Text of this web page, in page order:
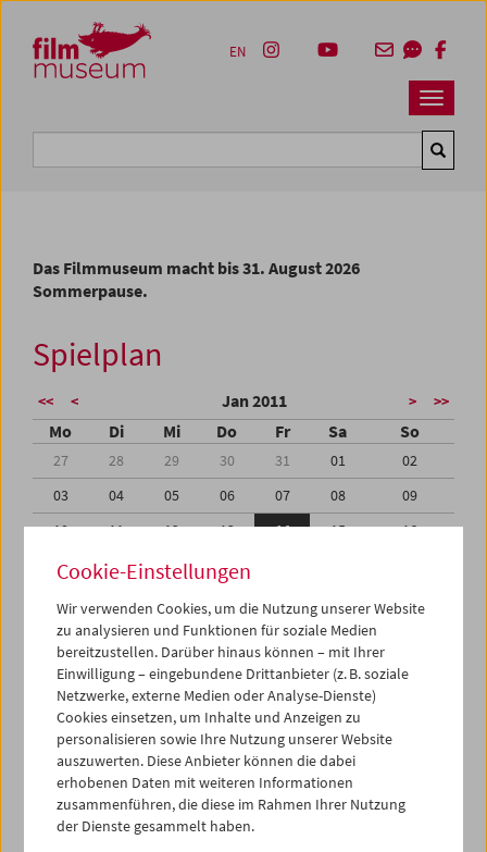
Zum Inhalt
Zum Hauptmenü
Zur Servicenavigation
Zum Suche
Navbar
EN
Das Filmmuseum macht bis 31. August 2026
Sommerpause.
Spielplan
<< < Jan 2011 > >>
Mo Di Mi Do Fr Sa So
27 28 29 30 31 01
02
03
04 05 06 07 08
09
10
11 12 13 14 15
16
17
18 19 20
24
26 28
30
31
01 02 03 04 05
iCalender
Programmheft-PDF
English language or subtitles
< Vorherige Woche
Cookie-Einstellungen
Wir verwenden Cookies, um die Nutzung unserer Website
zu analysieren und Funktionen für soziale Medien
bereitzustellen. Darüber hinaus können – mit Ihrer
Einwilligung – eingebundene Drittanbieter (z. B. soziale
Netzwerke, externe Medien oder Analyse-Dienste)
Cookies einsetzen, um Inhalte und Anzeigen zu
personalisieren sowie Ihre Nutzung unserer Website
auszuwerten. Diese Anbieter können die dabei
erhobenen Daten mit weiteren Informationen
zusammenführen, die diese im Rahmen Ihrer Nutzung
der Dienste gesammelt haben.